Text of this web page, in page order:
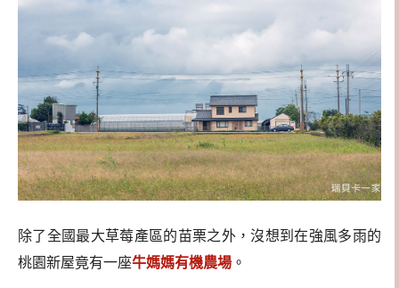
除了全國最大草莓產區的苗栗之外，沒想到在強風多雨的
桃園新屋竟有一座牛媽媽有機農場 。